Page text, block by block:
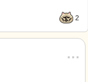
2
…